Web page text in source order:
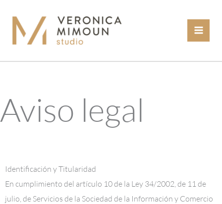
contenido
Aviso legal
Identificación y Titularidad
En cumplimiento del artículo 10 de la Ley 34/2002, de 11 de
julio, de Servicios de la Sociedad de la Información y Comercio